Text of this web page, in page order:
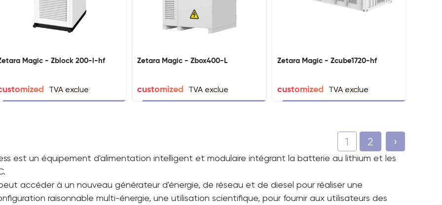
Magic - Zblock 200-l-hf
TVA exclue
Zetara Magic - Zbox400-L
customized TVA exclue
Zetara Magic - Zcube1720-hf
customized TVA exclue
1 2 ›
est un équipement d'alimentation intelligent et modulaire intégrant la batterie au lithium et les
accéder à un nouveau générateur d'énergie, de réseau et de diesel pour réaliser une
raisonnable multi-énergie, une utilisation scientifique, pour fournir aux utilisateurs des